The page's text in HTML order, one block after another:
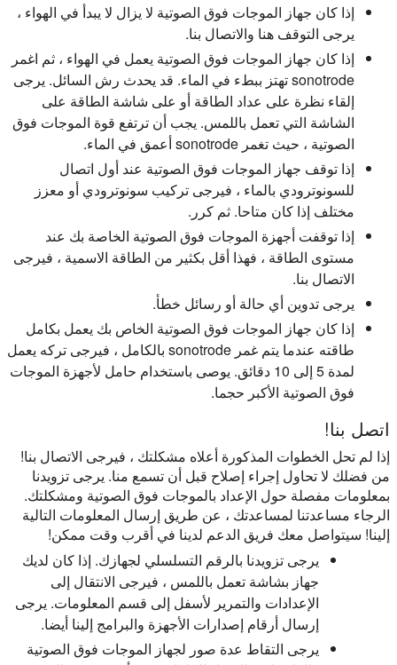
إذا كان جهاز الموجات فوق الصوتية لا يزال لا يبدأ في الهواء ،
يرجى التوقف هنا والاتصال بنا.
إذا كان جهاز الموجات فوق الصوتية يعمل في الهواء ، ثم اغمر
sonotrode تهتز ببطء في الماء. قد يحدث رش السائل. يرجى
إلقاء نظرة على عداد الطاقة أو على شاشة الطاقة على
الشاشة التي تعمل باللمس. يجب أن ترتفع قوة الموجات فوق
الصوتية ، حيث تغمر sonotrode أعمق في الماء.
إذا توقف جهاز الموجات فوق الصوتية عند أول اتصال
للسونوترودي بالماء ، فيرجى تركيب سونوترودي أو معزز
مختلف إذا كان متاحا. ثم كرر.
إذا توقفت أجهزة الموجات فوق الصوتية الخاصة بك عند
مستوى الطاقة ، فهذا أقل بكثير من الطاقة الاسمية ، فيرجى
الاتصال بنا.
يرجى تدوين أي حالة أو رسائل خطأ.
إذا كان جهاز الموجات فوق الصوتية الخاص بك يعمل بكامل
طاقته عندما يتم غمر sonotrode بالكامل ، فيرجى تركه يعمل
لمدة 5 إلى 10 دقائق. يوصى باستخدام حامل لأجهزة الموجات
فوق الصوتية الأكبر حجما.
اتصل بنا!
إذا لم تحل الخطوات المذكورة أعلاه مشكلتك ، فيرجى الاتصال بنا!
من فضلك لا تحاول إجراء إصلاح قبل أن تسمع منا. يرجى تزويدنا
بمعلومات مفصلة حول الإعداد بالموجات فوق الصوتية ومشكلتك.
الرجاء مساعدتنا لمساعدتك ، عن طريق إرسال المعلومات التالية
إلينا! سيتواصل معك فريق الدعم لدينا في أقرب وقت ممكن!
يرجى تزويدنا بالرقم التسلسلي لجهازك. إذا كان لديك
جهاز بشاشة تعمل باللمس ، فيرجى الانتقال إلى
الإعدادات والتمرير لأسفل إلى قسم المعلومات. يرجى
إرسال أرقام إصدارات الأجهزة والبرامج إلينا أيضا.
يرجى التقاط عدة صور لجهاز الموجات فوق الصوتية